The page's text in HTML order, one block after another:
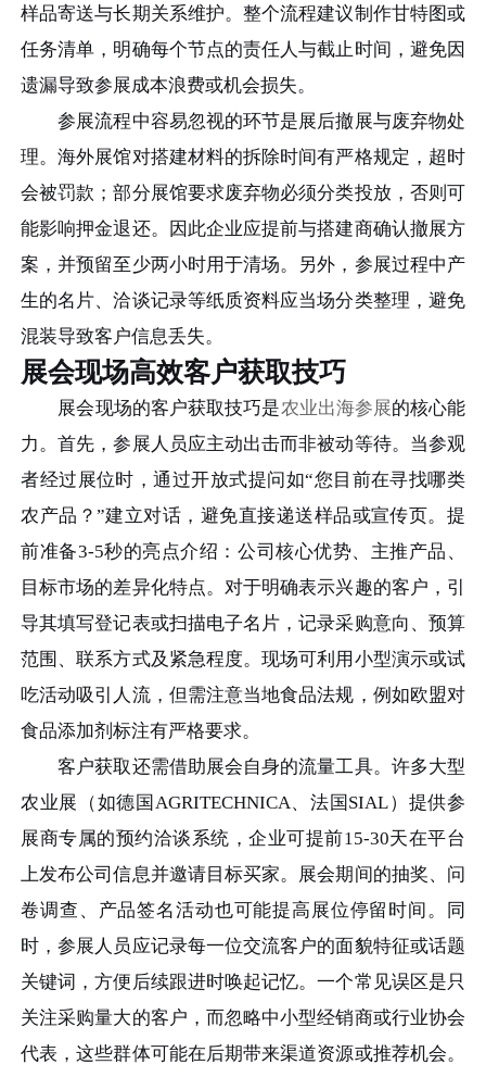
样品寄送与长期关系维护。整个流程建议制作甘特图或
任务清单，明确每个节点的责任人与截止时间，避免因
遗漏导致参展成本浪费或机会损失。
参展流程中容易忽视的环节是展后撤展与废弃物处
理。海外展馆对搭建材料的拆除时间有严格规定，超时
会被罚款；部分展馆要求废弃物必须分类投放，否则可
能影响押金退还。因此企业应提前与搭建商确认撤展方
案，并预留至少两小时用于清场。另外，参展过程中产
生的名片、洽谈记录等纸质资料应当场分类整理，避免
混装导致客户信息丢失。
展会现场高效客户获取技巧
展会现场的客户获取技巧是农业出海参展的核心能
力。首先，参展人员应主动出击而非被动等待。当参观
者经过展位时，通过开放式提问如“您目前在寻找哪类
农产品？”建立对话，避免直接递送样品或宣传页。提
前准备3-5秒的亮点介绍：公司核心优势、主推产品、
目标市场的差异化特点。对于明确表示兴趣的客户，引
导其填写登记表或扫描电子名片，记录采购意向、预算
范围、联系方式及紧急程度。现场可利用小型演示或试
吃活动吸引人流，但需注意当地食品法规，例如欧盟对
食品添加剂标注有严格要求。
客户获取还需借助展会自身的流量工具。许多大型
农业展（如德国AGRITECHNICA、法国SIAL）提供参
展商专属的预约洽谈系统，企业可提前15-30天在平台
上发布公司信息并邀请目标买家。展会期间的抽奖、问
卷调查、产品签名活动也可能提高展位停留时间。同
时，参展人员应记录每一位交流客户的面貌特征或话题
关键词，方便后续跟进时唤起记忆。一个常见误区是只
关注采购量大的客户，而忽略中小型经销商或行业协会
代表，这些群体可能在后期带来渠道资源或推荐机会。